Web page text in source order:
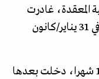
المعقدة، غادرت
المملكة المتحدة الاتحاد الأوروبي رسميا في 31 يناير/كانون
ثم تلت ذلك مرحلة انتقالية استمرت 11 شهرا، دخلت بعدها